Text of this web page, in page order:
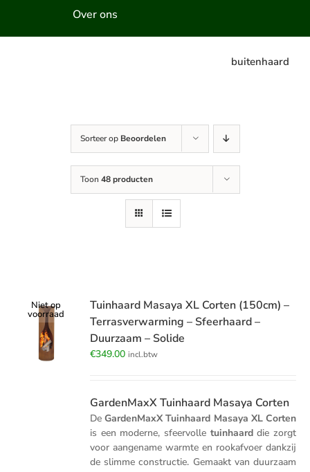
Over ons
buitenhaard
Sorteer op Beoordelen
Toon 48 producten
Niet op
voorraad
Tuinhaard Masaya XL Corten (150cm) –
Terrasverwarming – Sfeerhaard –
Duurzaam – Solide
€349.00 incl.btw
GardenMaxX Tuinhaard Masaya Corten
DeGardenMaxX Tuinhaard Masaya XL Corten
is een moderne, sfeervolle tuinhaarddie zorgt
voor aangename warmte en rookafvoer dankzij
de slimme constructie. Gemaakt van duurzaam